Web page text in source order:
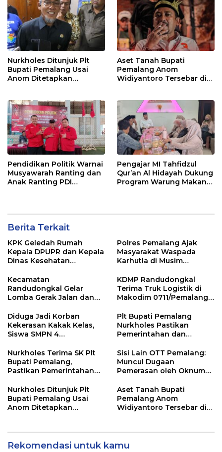
Nurkholes Ditunjuk Plt
Bupati Pemalang Usai
Anom Ditetapkan
Aset Tanah Bupati
Pemalang Anom
Widiyantoro Tersebar di
Pendidikan Politik Warnai
Musyawarah Ranting dan
Anak Ranting PDI
Pengajar MI Tahfidzul
Qur’an Al Hidayah Dukung
Program Warung Makan
Berita Terkait
KPK Geledah Rumah
Kepala DPUPR dan Kepala
Dinas Kesehatan
Polres Pemalang Ajak
Masyarakat Waspada
Karhutla di Musim
Kecamatan
Randudongkal Gelar
Lomba Gerak Jalan dan
HUT RI ke-81
KDMP Randudongkal
Terima Truk Logistik di
Makodim 0711/Pemalang
Desa
Diduga Jadi Korban
Kekerasan Kakak Kelas,
Siswa SMPN 4
Dunia
Plt Bupati Pemalang
Nurkholes Pastikan
Pemerintahan dan
Berjalan
Nurkholes Terima SK Plt
Bupati Pemalang,
Pastikan Pemerintahan
Sisi Lain OTT Pemalang:
Muncul Dugaan
Pemerasan oleh Oknum
Nurkholes Ditunjuk Plt
Bupati Pemalang Usai
Anom Ditetapkan
Aset Tanah Bupati
Pemalang Anom
Widiyantoro Tersebar di
Rekomendasi untuk kamu